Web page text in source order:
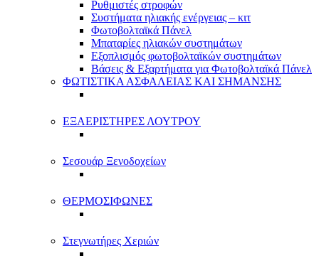
Ρυθμιστές στροφών
Συστήματα ηλιακής ενέργειας – κιτ
Φωτοβολταϊκά Πάνελ
Μπαταρίες ηλιακών συστημάτων
Εξοπλισμός φωτοβολταϊκών συστημάτων
Βάσεις & Εξαρτήματα για Φωτοβολταϊκά Πάνελ
ΦΩΤΙΣΤΙΚΑ ΑΣΦΑΛΕΙΑΣ ΚΑΙ ΣΗΜΑΝΣΗΣ
ΕΞΑΕΡΙΣΤΗΡΕΣ ΛΟΥΤΡΟΥ
Σεσουάρ Ξενοδοχείων
ΘΕΡΜΟΣΙΦΩΝΕΣ
Στεγνωτήρες Χεριών